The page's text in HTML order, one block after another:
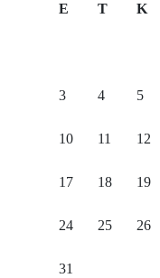
E T K
3 4 5
10 11 12
17 18 19
24 25 26
31